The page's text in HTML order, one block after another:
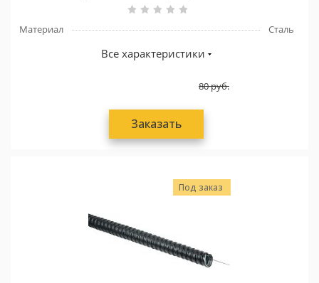
Материал Сталь
Все характеристики
80руб.
Заказать
Под заказ